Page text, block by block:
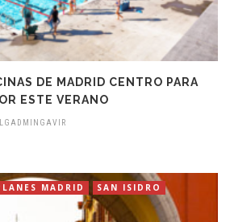
DE MADRID CENTRO PARA
ESTE VERANO
MADRID SAN ISIDRO